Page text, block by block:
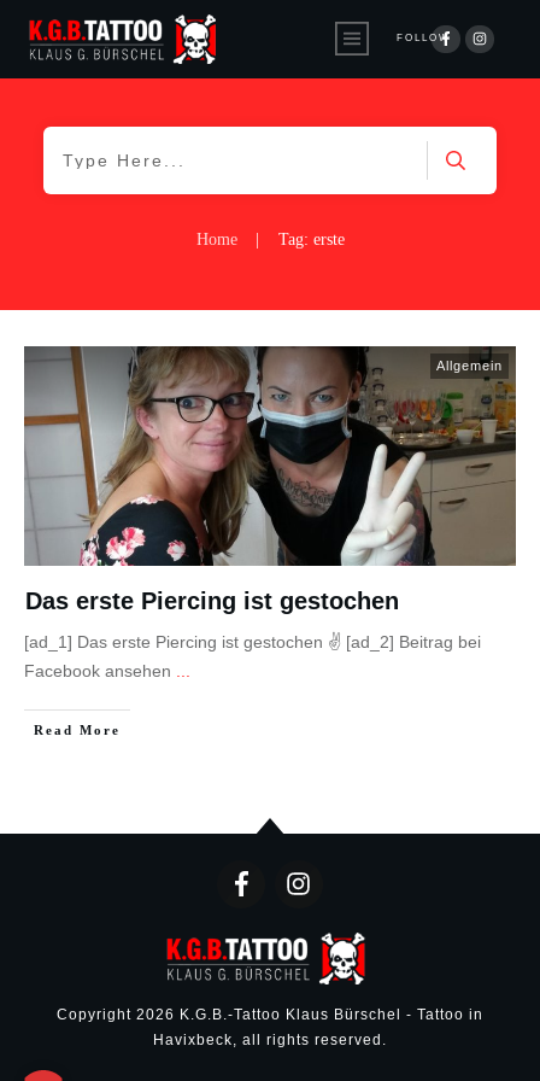
FOLLOW
Home Tag: erste
Allgemein
Das erste Piercing ist gestochen
[ad_1] Das erste Piercing ist gestochen ✌ [ad_2] Beitrag bei
Facebook ansehen
Read More
Copyright 2026 K.G.B.-Tattoo Klaus Bürschel - Tattoo in
Havixbeck, all rights reserved.